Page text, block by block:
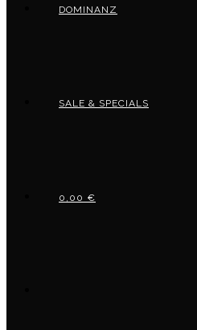
DOMINANZ
SALE & SPECIALS
0,00 €